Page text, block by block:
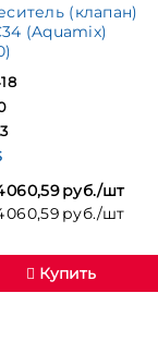
(клапан)
(Aquamix)
060,59 руб./шт
060,59 руб./шт
Купить